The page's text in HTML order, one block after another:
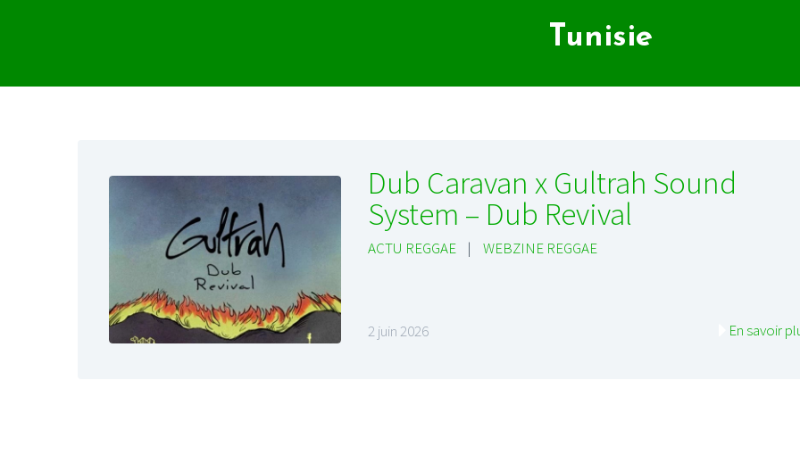
Tunisie
Dub Caravan x Gultrah Sound
System – Dub Revival
ACTU REGGAE | WEBZINE REGGAE
2 juin 2026 En savoir